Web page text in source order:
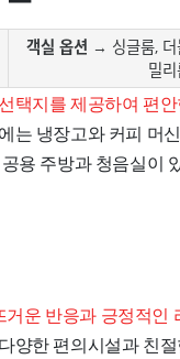
객실 옵션 → 싱글룸, 더
밀
택지를 제공하여 편
는 냉장고와 커피 머
용 주방과 청음실이
운 반응과 긍정적인
양한 편의시설과 친